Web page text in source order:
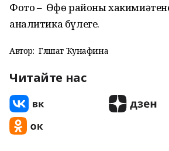
Фото – Өфө районы
аналитика бүлеге.
Автор: Гөлшат Ҡунафина
Читайте нас